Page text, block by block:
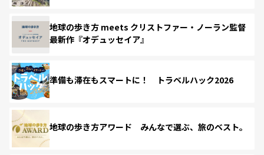
地球の歩き方 meets クリストファー・ノーラン監督
最新作『オデュッセイア』
準備も滞在もスマートに！ トラベルハック2026
地球の歩き方アワード みんなで選ぶ、旅のベスト。